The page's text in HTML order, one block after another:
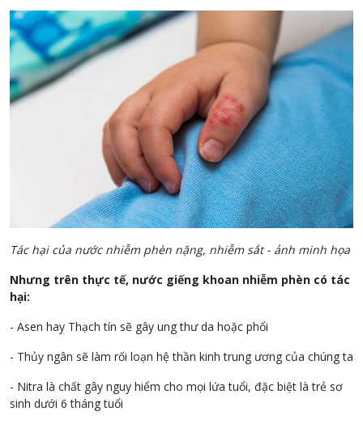
Tác hại của nước nhiễm phèn nặng, nhiễm sắt - ảnh minh họa
Nhưng trên thực tế, nước giếng khoan nhiễm phèn có tác
hại:
- Asen hay Thạch tín sẽ gây ung thư da hoặc phổi
- Thủy ngân sẽ làm rối loạn hệ thần kinh trung ương của chúng ta
- Nitra là chất gây nguy hiểm cho mọi lứa tuổi, đặc biệt là trẻ sơ
sinh dưới 6 tháng tuổi